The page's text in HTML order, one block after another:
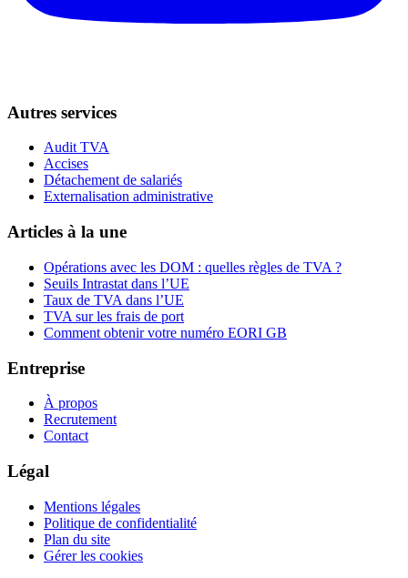
Autres services
Audit TVA
Accises
Détachement de salariés
Externalisation administrative
Articles à la une
Opérations avec les DOM : quelles règles de TVA ?
Seuils Intrastat dans l’UE
Taux de TVA dans l’UE
TVA sur les frais de port
Comment obtenir votre numéro EORI GB
Entreprise
À propos
Recrutement
Contact
Légal
Mentions légales
Politique de confidentialité
Plan du site
Gérer les cookies